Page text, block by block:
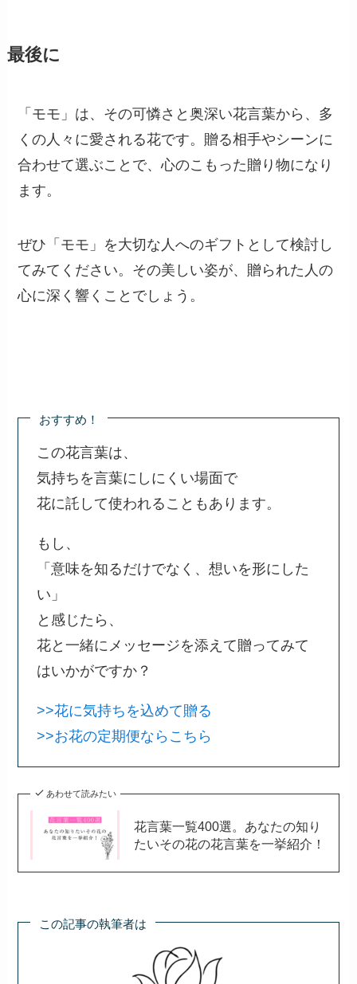
最後に
「モモ」は、その可憐さと奥深い花言葉から、多
くの人々に愛される花です。贈る相手やシーンに
合わせて選ぶことで、心のこもった贈り物になり
ます。
ぜひ「モモ」を大切な人へのギフトとして検討し
てみてください。その美しい姿が、贈られた人の
心に深く響くことでしょう。
おすすめ！
この花言葉は、
気持ちを言葉にしにくい場面で
花に託して使われることもあります。
もし、
「意味を知るだけでなく、想いを形にした
い」
と感じたら、
花と一緒にメッセージを添えて贈ってみて
はいかがですか？
>>花に気持ちを込めて贈る
>>お花の定期便ならこちら
あわせて読みたい
花言葉一覧400選。あなたの知り
たいその花の花言葉を一挙紹介！
この記事の執筆者は